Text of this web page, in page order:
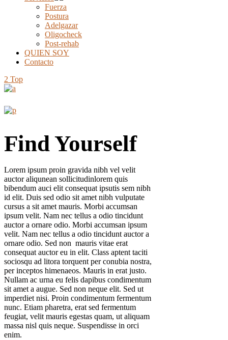
Fuerza
Postura
Adelgazar
Oligocheck
Post-rehab
QUIEN SOY
Contacto
Top
Find Yourself
Lorem ipsum proin gravida nibh vel velit
auctor aliqunean sollicitudinlorem quis
bibendum auci elit consequat ipsutis sem nibh
id elit. Duis sed odio sit amet nibh vulputate
cursus a sit amet mauris. Morbi accumsan
ipsum velit. Nam nec tellus a odio tincidunt
auctor a ornare odio. Morbi accumsan ipsum
velit. Nam nec tellus a odio tincidunt auctor a
ornare odio. Sed non mauris vitae erat
consequat auctor eu in elit. Class aptent taciti
sociosqu ad litora torquent per conubia nostra,
per inceptos himenaeos. Mauris in erat justo.
Nullam ac urna eu felis dapibus condimentum
sit amet a augue. Sed non neque elit. Sed ut
imperdiet nisi. Proin condimentum fermentum
nunc. Etiam pharetra, erat sed fermentum
feugiat, velit mauris egestas quam, ut aliquam
massa nisl quis neque. Suspendisse in orci
enim.